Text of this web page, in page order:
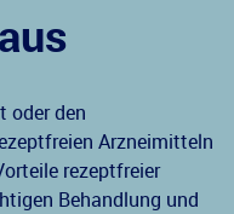
oder den
Arzneimitteln
rezeptfreier
Behandlung und